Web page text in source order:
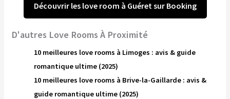
Découvrir les love room à Guéret sur Booking
D'autres Love Rooms À Proximité
10 meilleures love rooms à Limoges : avis & guide
romantique ultime (2025)
10 meilleures love rooms à Brive-la-Gaillarde : avis &
guide romantique ultime (2025)